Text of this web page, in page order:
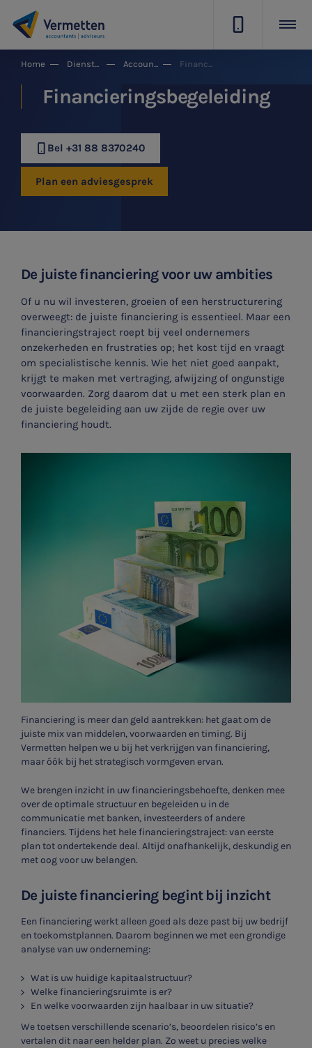
Home Dienstgroepen Accountancy & Bedrijfsadvies Financieringsbegeleiding
Financieringsbegeleiding
Bel +31 88 8370240
Plan een adviesgesprek
De juiste financiering voor uw ambities
Of u nu wil investeren, groeien of een herstructurering
overweegt: de juiste financiering is essentieel. Maar een
financieringstraject roept bij veel ondernemers
onzekerheden en frustraties op; het kost tijd en vraagt
om specialistische kennis. Wie het niet goed aanpakt,
krijgt te maken met vertraging, afwijzing of ongunstige
voorwaarden. Zorg daarom dat u met een sterk plan en
de juiste begeleiding aan uw zijde de regie over uw
financiering houdt.
Financiering is meer dan geld aantrekken: het gaat om de
juiste mix van middelen, voorwaarden en timing. Bij
Vermetten helpen we u bij het verkrijgen van financiering,
maar óók bij het strategisch vormgeven ervan.
We brengen inzicht in uw financieringsbehoefte, denken mee
over de optimale structuur en begeleiden u in de
communicatie met banken, investeerders of andere
financiers. Tijdens het hele financieringstraject: van eerste
plan tot ondertekende deal. Altijd onafhankelijk, deskundig en
met oog voor uw belangen.
De juiste financiering begint bij inzicht
Een financiering werkt alleen goed als deze past bij uw bedrijf
en toekomstplannen. Daarom beginnen we met een grondige
analyse van uw onderneming:
Wat is uw huidige kapitaalstructuur?
Welke financieringsruimte is er?
En welke voorwaarden zijn haalbaar in uw situatie?
We toetsen verschillende scenario’s, beoordelen risico’s en
vertalen dit naar een helder plan. Zo weet u precies welke